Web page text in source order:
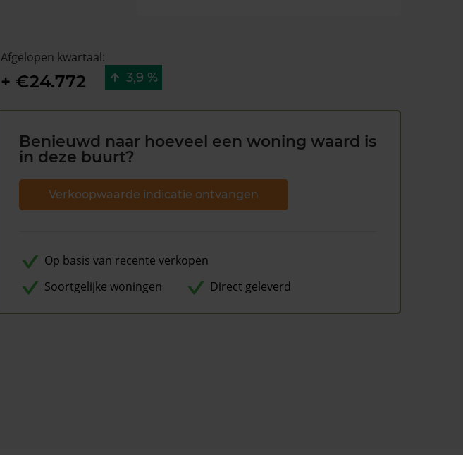
Afgelopen kwartaal:
+ €24.772 3,9 %
Benieuwd naar hoeveel een woning waard is
in deze buurt?
Verkoopwaarde indicatie ontvangen
Op basis van recente verkopen
Soortgelijke woningen
Direct geleverd